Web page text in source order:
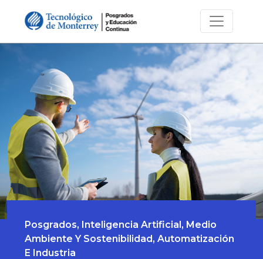
Posgrados, Inteligencia Artificial, Medio
Ambiente Y Sostenibilidad, Automatización
E Industria